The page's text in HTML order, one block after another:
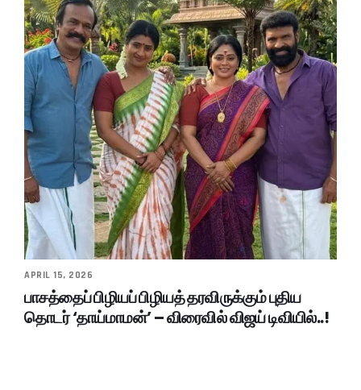
APRIL 15, 2026
பாசத்தைப் பிழியப் பிழியத் தரவிருக்கும் புதிய
தொடர் ‘தாய்மாமன்’ – விரைவில் விஜய் டிவியில்..!